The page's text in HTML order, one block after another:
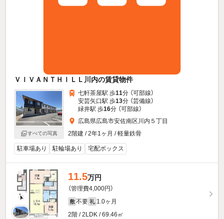
ＶＩＶＡＮＴＨＩＬＬ川内の賃貸物件
すべての写真
七軒茶屋駅 歩11分 （可部線）
安芸矢口駅 歩13分 （芸備線）
緑井駅 歩16分 （可部線）
広島県広島市安佐南区川内５丁目
2階建 / 2年1ヶ月 / 軽量鉄骨
駐車場あり 駐輪場あり 宅配ボックス
11.5万円
（管理費4,000円）
敷 不要 礼 1.0ヶ月
2階 / 2LDK / 69.46㎡